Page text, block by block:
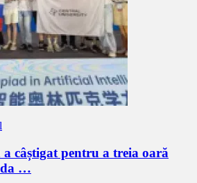
câștigat pentru a treia oară
…